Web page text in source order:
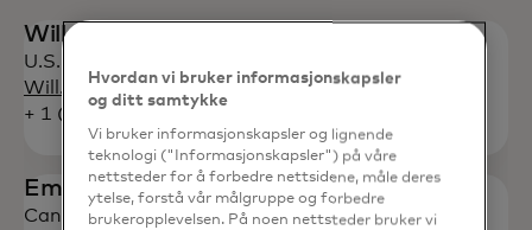
Will O’Connor
U.S. and Canada
Will.O'Connor@mastercard.com
+ 1 (914) 249-2121
Emilija Businskas
Canada
Hvordan vi bruker informasjonskapsler
og ditt samtykke
Vi bruker informasjonskapsler og lignende
teknologi ("Informasjonskapsler") på våre
nettsteder for å forbedre nettsidene, måle deres
ytelse, forstå vår målgruppe og forbedre
brukeropplevelsen. På noen nettsteder bruker vi